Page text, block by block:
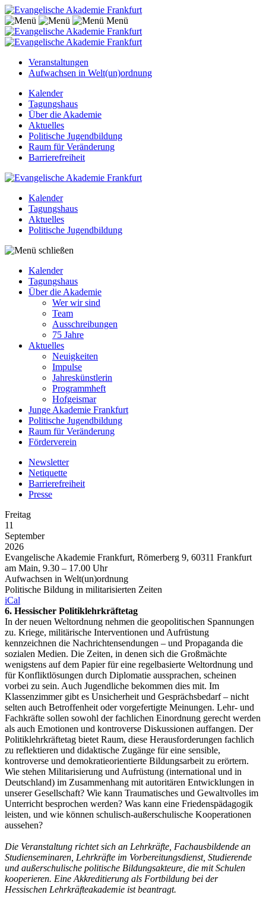
Menü
Veranstaltungen
Aufwachsen in Welt(un)ordnung
Kalender
Tagungshaus
Über die Akademie
Aktuelles
Politische Jugendbildung
Raum für Veränderung
Barrierefreiheit
Kalender
Tagungshaus
Aktuelles
Politische Jugendbildung
Kalender
Tagungshaus
Über die Akademie
Wer wir sind
Team
Ausschreibungen
75 Jahre
Aktuelles
Neuigkeiten
Impulse
Jahreskünstlerin
Programmheft
Hofgeismar
Junge Akademie Frankfurt
Politische Jugendbildung
Raum für Veränderung
Förderverein
Newsletter
Netiquette
Barrierefreiheit
Presse
Freitag
11
September
2026
Evangelische Akademie Frankfurt, Römerberg 9, 60311 Frankfurt
am Main, 9.30 – 17.00 Uhr
Aufwachsen in Welt(un)ordnung
Politische Bildung in militarisierten Zeiten
iCal
6. Hessischer Politiklehrkräftetag
In der neuen Weltordnung nehmen die geopolitischen Spannungen
zu. Kriege, militärische Interventionen und Aufrüstung
kennzeichnen die Nachrichtensendungen – und Propaganda die
sozialen Medien. Die Zeiten, in denen sich die Großmächte
wenigstens auf dem Papier für eine regelbasierte Weltordnung und
für Konfliktlösungen durch Diplomatie aussprachen, scheinen
vorbei zu sein. Auch Jugendliche bekommen dies mit. Im
Klassenzimmer gibt es Unsicherheit und Gesprächsbedarf – nicht
selten auch Betroffenheit oder vorgefertigte Meinungen. Lehr- und
Fachkräfte sollen sowohl der fachlichen Einordnung gerecht werden
als auch Emotionen und kontroverse Diskussionen auffangen. Der
Politiklehrkräftetag bietet Raum, diese Herausforderungen fachlich
zu reflektieren und didaktische Zugänge für eine sensible,
kontroverse und demokratieorientierte Bildungsarbeit zu erörtern.
Wie stehen Militarisierung und Aufrüstung (international und in
Deutschland) im Zusammenhang mit autoritären Entwicklungen in
unserer Gesellschaft? Wie kann Traumatisches und Gewaltvolles im
Unterricht besprochen werden? Was kann eine Friedenspädagogik
leisten, und wie können schulisch-außerschulische Kooperationen
aussehen?
Die Veranstaltung richtet sich an Lehrkräfte, Fachausbildende an
Studienseminaren, Lehrkräfte im Vorbereitungsdienst, ­Studierende
und außerschulische politische Bildungsakteure, die mit Schulen
kooperieren. Eine Akkreditierung als Fortbildung bei der
Hessischen Lehrkräfteakademie ist beantragt.